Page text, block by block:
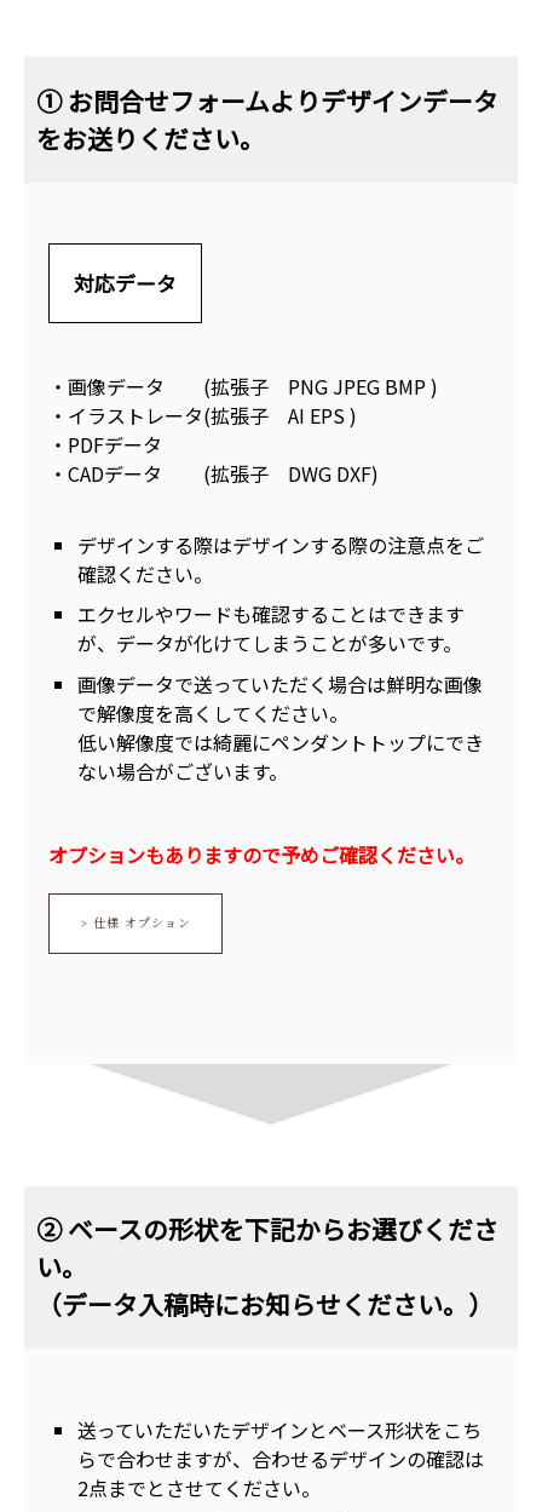
① お問合せフォームよりデザインデータ
をお送りください。
対応データ
・画像データ
(拡張子 PNG JPEG BMP )
・イラストレータ(拡張子 AI EPS )
・PDFデータ
・CADデータ
(拡張子 DWG DXF)
デザインする際はデザインする際の注意点をご
確認ください。
エクセルやワードも確認することはできます
が、データが化けてしまうことが多いです。
画像データで送っていただく場合は鮮明な画像
で解像度を高くしてください。
低い解像度では綺麗にペンダントトップにでき
ない場合がございます。
オプションもありますので予めご確認ください。
> 仕様 オプション
② ベースの形状を下記からお選びくださ
い。
（データ入稿時にお知らせください。）
送っていただいたデザインとベース形状をこち
らで合わせますが、合わせるデザインの確認は
2点までとさせてください。